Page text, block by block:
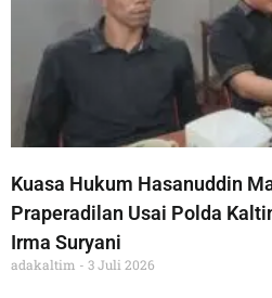
Kuasa Hukum Hasanuddin
Praperadilan Usai Polda
Irma Suryani
adakaltim 3 Juli 2026